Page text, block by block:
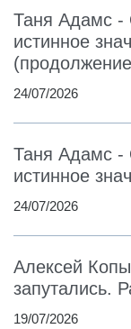
Таня Адамс -
истинное
24/07/2026
Таня Адамс -
истинное
24/07/2026
Алексей
запутались.
19/07/2026